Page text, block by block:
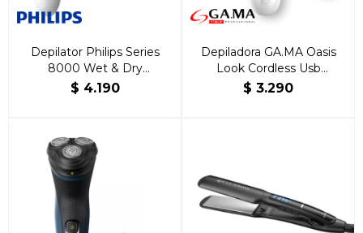
Depilator Philips Series
8000 Wet & Dry
BRE700/00
$ 4.190
Depiladora GA.MA Oasis
Look Cordless Usb
WetyDry
$ 3.290